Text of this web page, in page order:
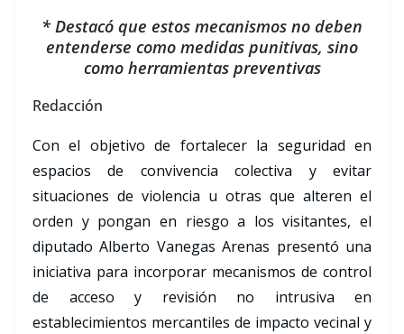
* Destacó que estos mecanismos no deben
entenderse como medidas punitivas, sino
como herramientas preventivas
Redacción
Con el objetivo de fortalecer la seguridad en
espacios de convivencia colectiva y evitar
situaciones de violencia u otras que alteren el
orden y pongan en riesgo a los visitantes, el
diputado Alberto Vanegas Arenas presentó una
iniciativa para incorporar mecanismos de control
de acceso y revisión no intrusiva en
establecimientos mercantiles de impacto vecinal y